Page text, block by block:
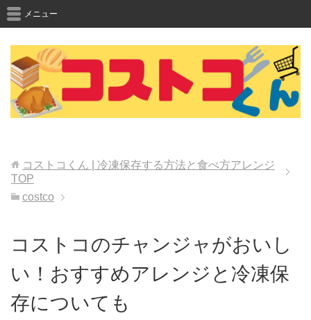
メニュー
コストコくん | 冷凍保存する方法と食べ方アレンジ
TOP
costco
コストコのチャンジャがおいし
い！おすすめアレンジと冷凍保
存についても